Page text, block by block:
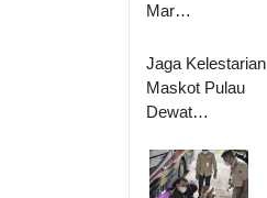
Mar…
Jaga Kelestarian
Maskot Pulau
Dewat…